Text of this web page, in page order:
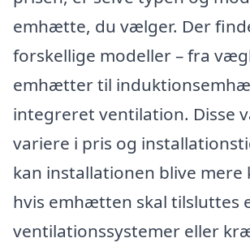
emhætte, du vælger. Der
forskellige modeller – fra
emhætter til
integreret ventilation. Disse
variere i pris og
kan installationen blive mere
hvis emhætten skal tilsluttes
ventilationssystemer eller